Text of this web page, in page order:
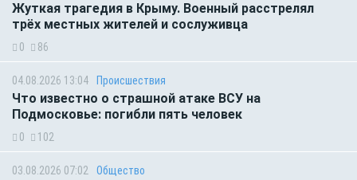
Жуткая трагедия в Крыму. Военный расстрелял
трёх местных жителей и сослуживца
0 86
04.08.2026 13:04 Происшествия
Что известно о страшной атаке ВСУ на
Подмосковье: погибли пять человек
0 102
03.08.2026 07:02 Общество